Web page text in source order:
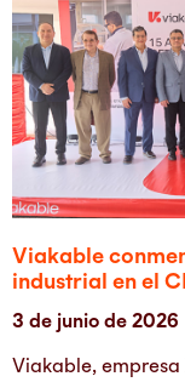
Viakable
industrial en el
3 de junio de 2026
Viakable,